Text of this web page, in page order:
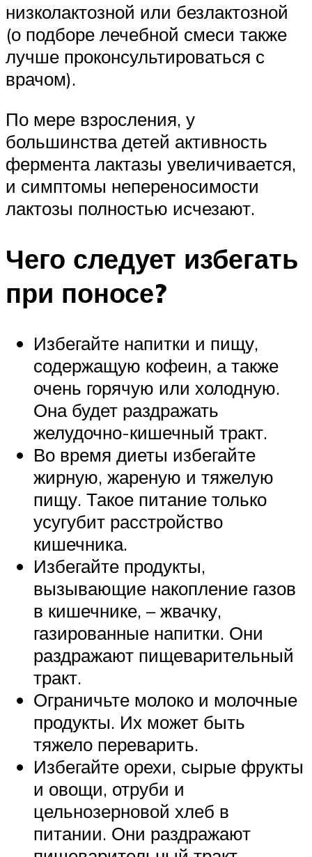
низколактозной или безлактозной
(о подборе лечебной смеси также
лучше проконсультироваться с
врачом).
По мере взросления, у
большинства детей активность
фермента лактазы увеличивается,
и симптомы непереносимости
лактозы полностью исчезают.
Чего следует избегать
при поносе?
Избегайте напитки и пищу,
содержащую кофеин, а также
очень горячую или холодную.
Она будет раздражать
желудочно-кишечный тракт.
Во время диеты избегайте
жирную, жареную и тяжелую
пищу. Такое питание только
усугубит расстройство
кишечника.
Избегайте продукты,
вызывающие накопление газов
в кишечнике, – жвачку,
газированные напитки. Они
раздражают пищеварительный
тракт.
Ограничьте молоко и молочные
продукты. Их может быть
тяжело переварить.
Избегайте орехи, сырые фрукты
и овощи, отруби и
цельнозерновой хлеб в
питании. Они раздражают